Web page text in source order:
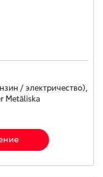
/ электричество),
Metāliska